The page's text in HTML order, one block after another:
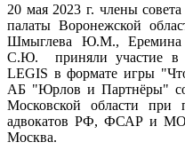
20 мая 2023 г. члены
палаты Воронежской
Шмыглева Ю.М.,
С.Ю. приняли участие в
LEGIS в формате игры
АБ "Юрлов и Партнёры"
Московской области при
адвокатов РФ, ФСАР и
Москва.